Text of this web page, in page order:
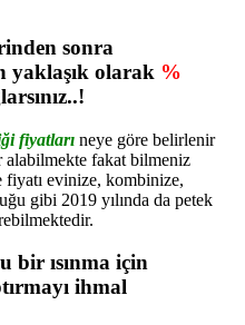
sonra
yaklaşık olarak %
fiyatları neye göre belirlenir
alabilmekte fakat bilmeniz
fiyatı evinize, kombinize,
gibi 2019 yılında da petek
bir ısınma için
ihmal